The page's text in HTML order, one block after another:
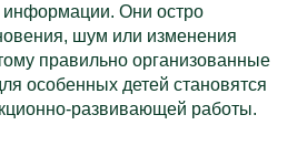
информации. Они остро
шум или изменения
правильно организованные
особенных детей становятся
развивающей работы.